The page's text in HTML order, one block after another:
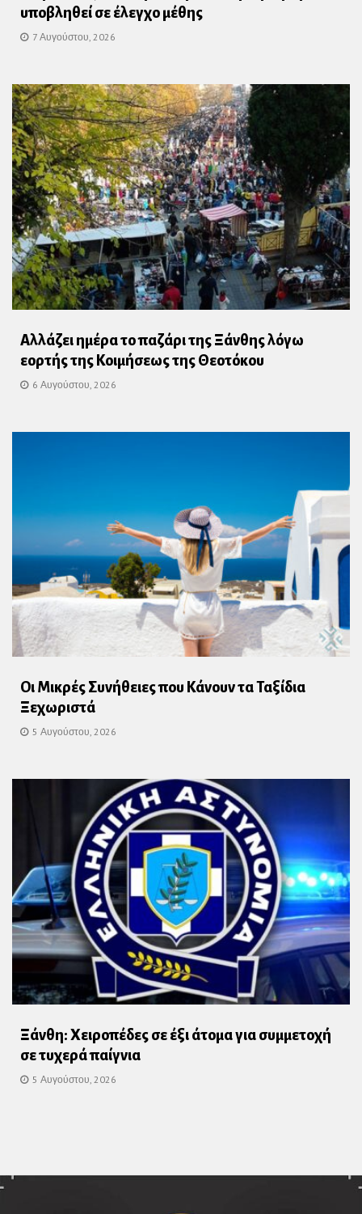
υποβληθεί σε έλεγχο μέθης
7 Αυγούστου, 2026
Αλλάζει ημέρα το παζάρι της Ξάνθης λόγω
εορτής της Κοιμήσεως της Θεοτόκου
6 Αυγούστου, 2026
Οι Μικρές Συνήθειες που Κάνουν τα Ταξίδια
Ξεχωριστά
5 Αυγούστου, 2026
Ξάνθη: Χειροπέδες σε έξι άτομα για συμμετοχή
σε τυχερά παίγνια
5 Αυγούστου, 2026